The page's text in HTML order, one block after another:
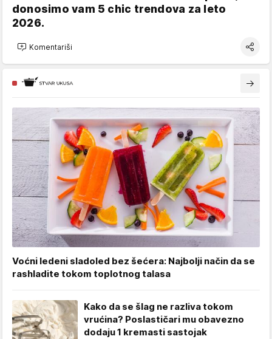
donosimo vam 5 chic trendova za leto
2026.
Komentariši
Voćni ledeni sladoled bez šećera: Najbolji način da se
rashladite tokom toplotnog talasa
Kako da se šlag ne razliva tokom
vrućina? Poslastičari mu obavezno
dodaju 1 kremasti sastojak